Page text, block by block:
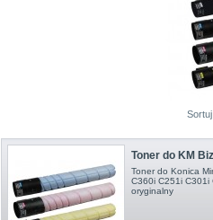
Sortuj
Toner do KM
Toner do Konica
C360i C251i
oryginalny